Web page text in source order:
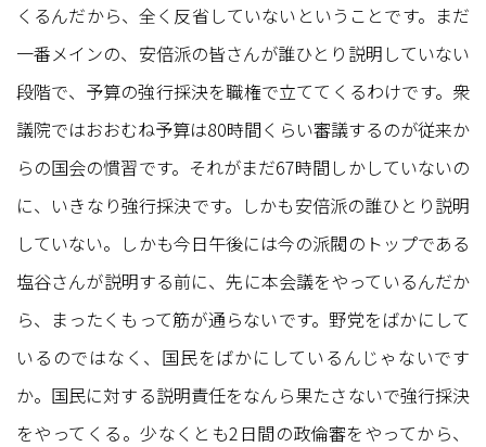
くるんだから、全く反省していないということです。まだ
一番メインの、安倍派の皆さんが誰ひとり説明していない
段階で、予算の強行採決を職権で立ててくるわけです。衆
議院ではおおむね予算は80時間くらい審議するのが従来か
らの国会の慣習です。それがまだ67時間しかしていないの
に、いきなり強行採決です。しかも安倍派の誰ひとり説明
していない。しかも今日午後には今の派閥のトップである
塩谷さんが説明する前に、先に本会議をやっているんだか
ら、まったくもって筋が通らないです。野党をばかにして
いるのではなく、国民をばかにしているんじゃないです
か。国民に対する説明責任をなんら果たさないで強行採決
をやってくる。少なくとも2日間の政倫審をやってから、